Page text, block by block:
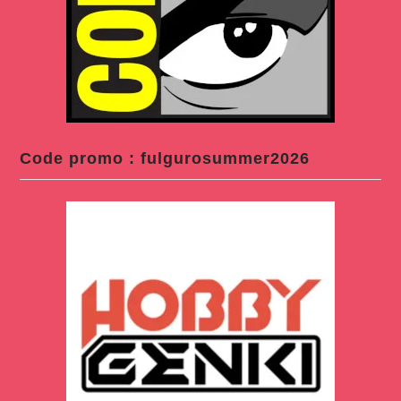
Code promo : fulgurosummer2026